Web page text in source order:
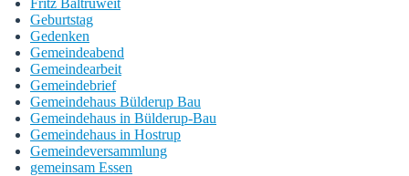
Fritz Baltruweit
Geburtstag
Gedenken
Gemeindeabend
Gemeindearbeit
Gemeindebrief
Gemeindehaus Bülderup Bau
Gemeindehaus in Bülderup-Bau
Gemeindehaus in Hostrup
Gemeindeversammlung
gemeinsam Essen